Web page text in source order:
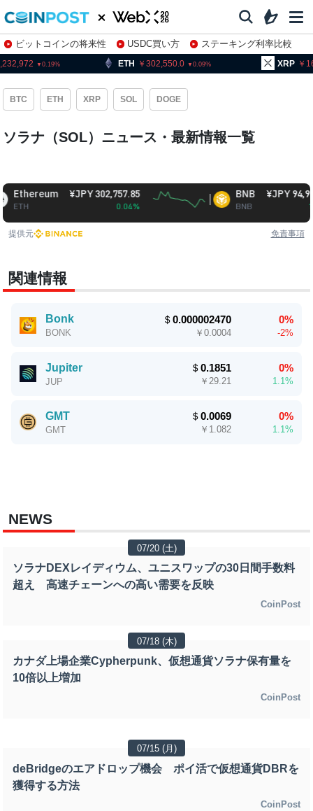
ビットコインの将来性 USDC買い方
ステーキング利率比較
株特集・関連銘柄
0.19 ETH 302,550.0 0.09 XRP 163.28
BTC ETH XRP SOL DOGE
ソラナ（SOL）ニュース・最新情報一覧
¥JPY 302,757.85 BNB
BNB
¥JPY 94,910.97
提供元 免責事項
関連情報
Bonk
BONK
＄0.000002470
￥ 0.0004
0%
-2%
Jupiter
JUP
＄0.1851
￥ 29.21
0%
1.1%
GMT
GMT
＄0.0069
￥ 1.082
0%
1.1%
NEWS
07/20 (土)
ソラナDEXレイディウム、ユニスワップの30日間手数料
超え 高速チェーンへの高い需要を反映
CoinPost
07/18 (木)
カナダ上場企業Cypherpunk、仮想通貨ソラナ保有量を
10倍以上増加
CoinPost
07/15 (月)
deBridgeのエアドロップ機会 ポイ活で仮想通貨DBRを
獲得する方法
CoinPost